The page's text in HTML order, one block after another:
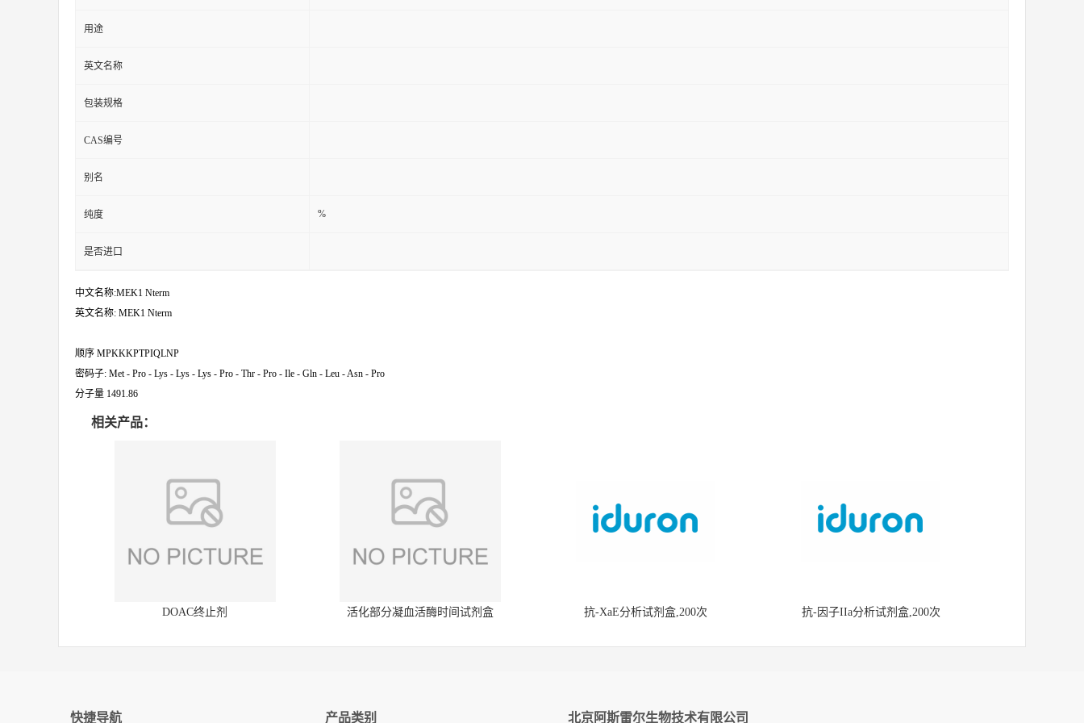
用途
英文名称
包装规格
CAS编号
别名
纯度 %
是否进口
中文名称:MEK1 Nterm
英文名称: MEK1 Nterm
顺序 MPKKKPTPIQLNP
密码子: Met - Pro - Lys - Lys - Lys - Pro - Thr - Pro - Ile - Gln - Leu - Asn - Pro
分子量 1491.86
相关产品：
DOAC终止剂 活化部分凝血活酶时间试剂盒 抗-XaE分析试剂盒,200次 抗-因子IIa分析试剂盒,200次
快捷导航 产品类别 北京阿斯雷尔生物技术有限公司